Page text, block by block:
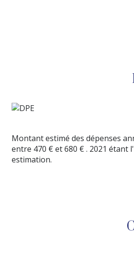
idéale pour partager des
avec un matelas technique de
électroménagers haut de
Un Emplacement Privilégié
gare RER, ainsi que du centre-
Complètement équipé, dans les
Montant estimé des dépenses
entre 470 € et 680 € . 2021
estimation.